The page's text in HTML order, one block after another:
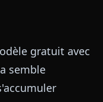
gratuit avec
semble